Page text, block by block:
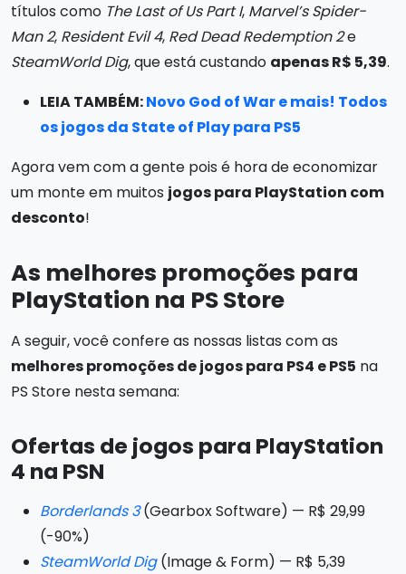
títulos como The Last of Us Part I, Marvel’s Spider-
Man 2, Resident Evil 4, Red Dead Redemption 2e
SteamWorld Dig, que está custando apenas R$ 5,39.
LEIA TAMBÉM:Novo God of War e mais! Todos
os jogos da State of Play para PS5
Agora vem com a gente pois é hora de economizar
um monte em muitos jogos para PlayStation com
desconto!
As melhores promoções para
PlayStation na PS Store
A seguir, você confere as nossas listas com as
melhores promoções de jogos para PS4 e PS5 na
PS Store nesta semana:
Ofertas de jogos para PlayStation
4 na PSN
Borderlands 3(Gearbox Software) — R$ 29,99
(-90%)
SteamWorld Dig(Image & Form) — R$ 5,39